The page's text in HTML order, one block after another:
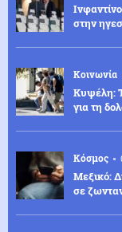
στην
Κοινωνία
Κυψέλη:
για τη
Κόσμος
Μεξικό:
σε